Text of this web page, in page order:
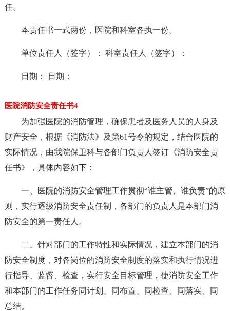
任。
本责任书一式两份，医院和科室各执一份。
单位责任人（签字）： 科室责任人（签字）：
日期： 日期：
医院消防安全责任书4
为加强医院的消防管理，确保患者及医务人员的人身及
财产安全，根据《消防法》及第61号令的规定，结合医院的
实际情况，由我院保卫科与各部门负责人签订《消防安全责
任书》，具体内容如下：
一、医院的消防安全管理工作贯彻“谁主管、谁负责”的原
则，实行逐级消防安全责任制，各部门的负责人是本部门消
防安全的第一责任人。
二、针对部门的工作特性和实际情况，建立本部门的消
防安全制度，对各岗位的消防安全制度的落实和执行情况进
行指导、监督、检查，实行安全目标管理，使消防安全工作
和本部门的工作任务同计划、同布置、同检查、同落实、同
总结。